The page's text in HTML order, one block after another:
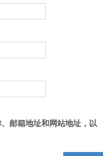
邮箱地址和网站地址，以